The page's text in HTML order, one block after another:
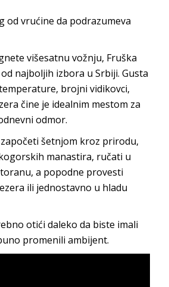
od vrućine da podrazumeva
višesatnu vožnju, Fruška
najboljih izbora u Srbiji. Gusta
brojni vidikovci,
čine je idealnim mestom za
odmor.
šetnjom kroz prirodu,
manastira, ručati u
a popodne provesti
ili jednostavno u hladu
otići daleko da biste imali
promenili ambijent.